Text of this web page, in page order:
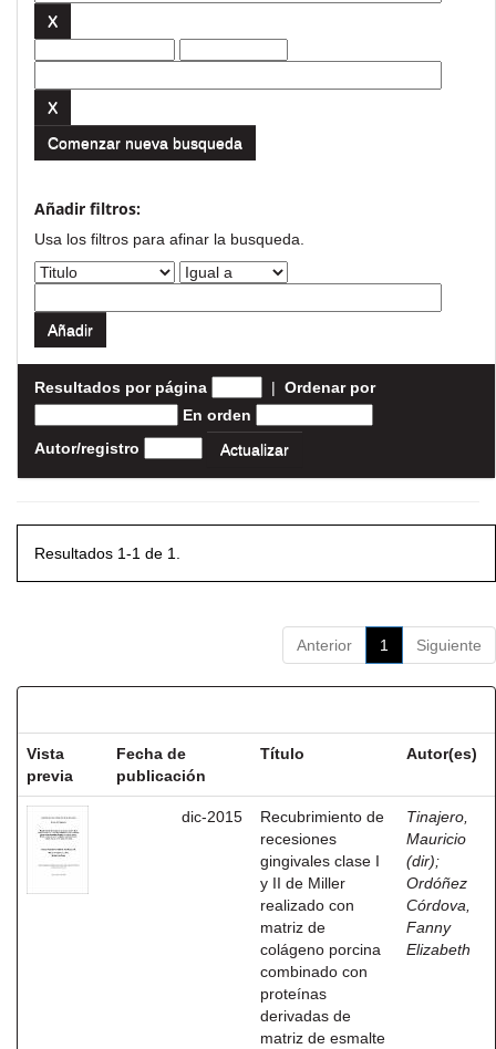
Comenzar nueva busqueda
Añadir filtros:
Usa los filtros para afinar la busqueda.
Resultados por página | Ordenar por
En orden
Autor/registro
Resultados 1-1 de 1.
Anterior 1 Siguiente
Vista
previa
Fecha de
publicación
Título Autor(es)
dic-2015
Recubrimiento de
recesiones
gingivales clase I
y II de Miller
realizado con
matriz de
colágeno porcina
combinado con
proteínas
derivadas de
matriz de esmalte
Tinajero,
Mauricio
(dir);
Ordóñez
Córdova,
Fanny
Elizabeth